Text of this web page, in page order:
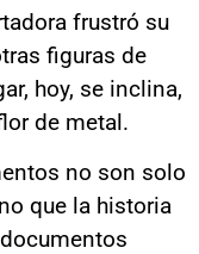
frustró su
figuras de
hoy, se inclina,
de metal.
no son solo
que la historia